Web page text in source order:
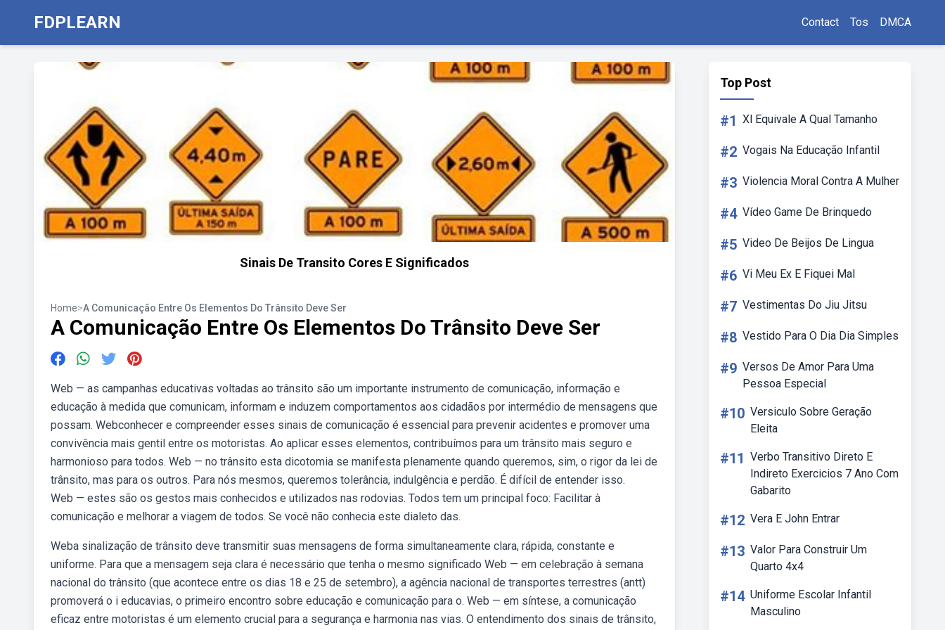
FDPLEARN Contact Tos DMCA
Sinais De Transito Cores E Significados
Home>A Comunicação Entre Os Elementos Do Trânsito Deve Ser
A Comunicação Entre Os Elementos Do Trânsito Deve Ser
Web — as campanhas educativas voltadas ao trânsito são um importante instrumento de comunicação, informação e
educação à medida que comunicam, informam e induzem comportamentos aos cidadãos por intermédio de mensagens que
possam. Webconhecer e compreender esses sinais de comunicação é essencial para prevenir acidentes e promover uma
convivência mais gentil entre os motoristas. Ao aplicar esses elementos, contribuímos para um trânsito mais seguro e
harmonioso para todos. Web — no trânsito esta dicotomia se manifesta plenamente quando queremos, sim, o rigor da lei de
trânsito, mas para os outros. Para nós mesmos, queremos tolerância, indulgência e perdão. É difícil de entender isso.
Web — estes são os gestos mais conhecidos e utilizados nas rodovias. Todos tem um principal foco: Facilitar à
comunicação e melhorar a viagem de todos. Se você não conhecia este dialeto das.
Weba sinalização de trânsito deve transmitir suas mensagens de forma simultaneamente clara, rápida, constante e
uniforme. Para que a mensagem seja clara é necessário que tenha o mesmo significado Web — em celebração à semana
nacional do trânsito (que acontece entre os dias 18 e 25 de setembro), a agência nacional de transportes terrestres (antt)
promoverá o i educavias, o primeiro encontro sobre educação e comunicação para o. Web — em síntese, a comunicação
eficaz entre motoristas é um elemento crucial para a segurança e harmonia nas vias. O entendimento dos sinais de trânsito,
Top Post
#1 Xl Equivale A Qual Tamanho
#2 Vogais Na Educação Infantil
#3 Violencia Moral Contra A Mulher
#4 Vídeo Game De Brinquedo
#5 Video De Beijos De Lingua
#6 Vi Meu Ex E Fiquei Mal
#7 Vestimentas Do Jiu Jitsu
#8 Vestido Para O Dia Dia Simples
#9 Versos De Amor Para Uma
Pessoa Especial
#10 Versiculo Sobre Geração
Eleita
#11 Verbo Transitivo Direto E
Indireto Exercicios 7 Ano Com
Gabarito
#12 Vera E John Entrar
#13 Valor Para Construir Um
Quarto 4x4
#14 Uniforme Escolar Infantil
Masculino